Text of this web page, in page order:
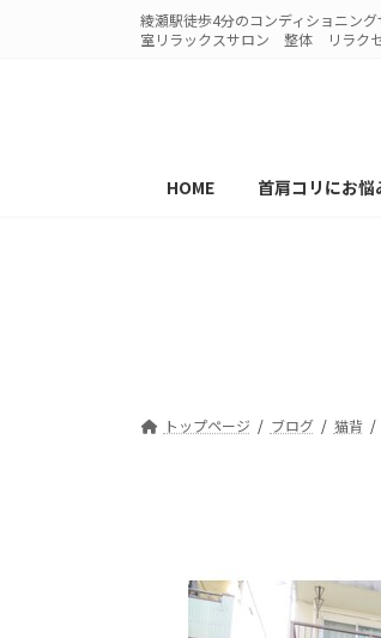
綾瀬駅徒歩4分のコンディショニ
室リラックスサロン 整体 リラク
HOME 首肩コリにお悩
トップページ ブログ 猫背